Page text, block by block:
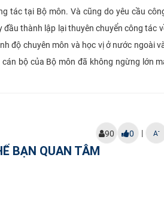
tác tại Bộ môn. Và cũng do yêu cầu
thành lập lại thuyên chuyển công tác
độ chuyên môn và học vị ở nước ngoài
bộ của Bộ môn đã không ngừng lớn
90 0 | A-
BẠN QUAN TÂM